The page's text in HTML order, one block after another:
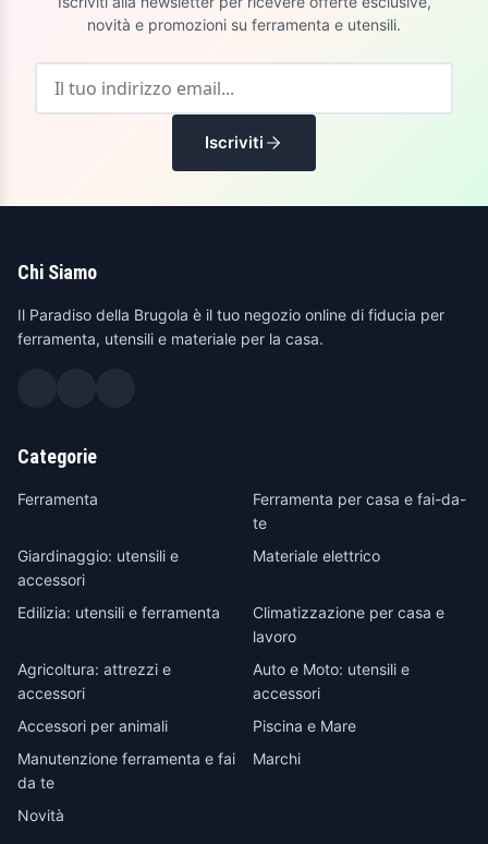
novità e promozioni su ferramenta e utensili.
Iscriviti
Chi Siamo
Il Paradiso della Brugola è il tuo negozio online di fiducia per
ferramenta, utensili e materiale per la casa.
Categorie
Ferramenta
Ferramenta per casa e fai-da-
te
Giardinaggio: utensili e
accessori
Materiale elettrico
Edilizia: utensili e ferramenta
Climatizzazione per casa e
lavoro
Agricoltura: attrezzi e
accessori
Auto e Moto: utensili e
accessori
Accessori per animali
Piscina e Mare
Manutenzione ferramenta e fai
da te
Marchi
Novità